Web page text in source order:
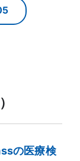
の医療検